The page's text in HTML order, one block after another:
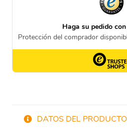
DATOS DEL PRODUCTO